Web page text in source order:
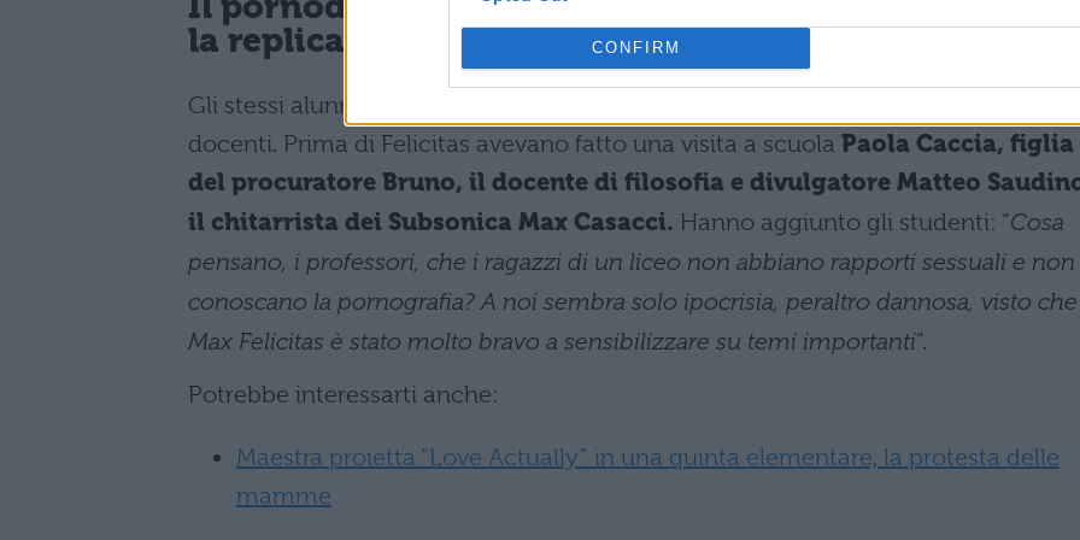
CONFIRM
la replica degli studenti
Gli stessi alunni quindi vedono una mancanza di fiducia da parte degli stessi
docenti. Prima di Felicitas avevano fatto una visita a scuola Paola Caccia, figlia
del procuratore Bruno, il docente di filosofia e divulgatore Matteo
il chitarrista dei Subsonica Max Casacci. Hanno aggiunto gli studenti: “Cosa
pensano, i professori, che i ragazzi di un liceo non abbiano rapporti sessuali e non
conoscano la pornografia? A noi sembra solo ipocrisia, peraltro dannosa, visto che
Max Felicitas è stato molto bravo a sensibilizzare su temi importanti“.
Potrebbe interessarti anche:
Maestra proietta “Love Actually” in una quinta elementare, la protesta delle
mamme